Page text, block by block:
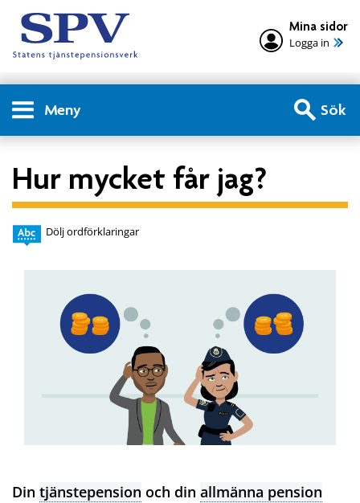
Mina sidor
Logga in
Meny Sök
Hur mycket får jag?
Dölj ordförklaringar
Din tjänstepension och din allmänna pension